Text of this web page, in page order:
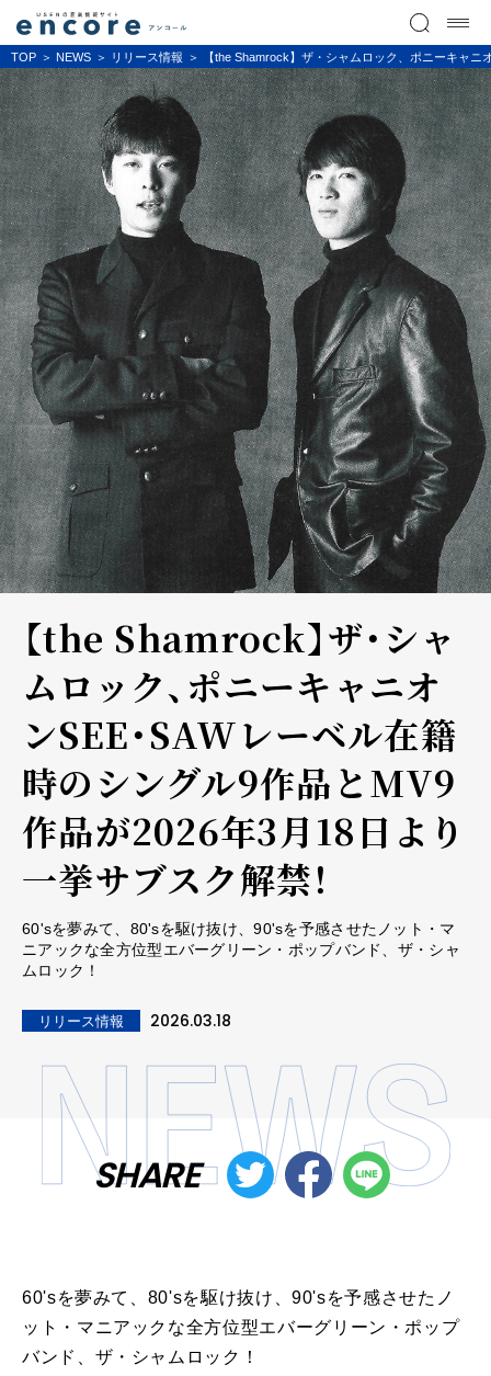
TOP NEWS リリース情報 【the Shamrock】ザ・シャムロック、ポニーキャ
【the Shamrock】ザ・シャ
ムロック、ポニーキャニオ
ンSEE・SAWレーベル在籍
時のシングル9作品とMV9
作品が2026年3月18日より
一挙サブスク解禁！
60'sを夢みて、80'sを駆け抜け、90'sを予感させたノット・マ
ニアックな全方位型エバーグリーン・ポップバンド、ザ・シャ
ムロック！
リリース情報 2026.03.18
SHARE
60'sを夢みて、80'sを駆け抜け、90'sを予感させたノ
ット・マニアックな全方位型エバーグリーン・ポップ
バンド、ザ・シャムロック！